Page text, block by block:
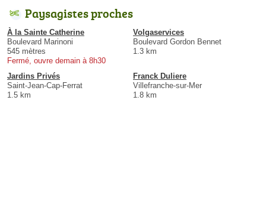
Paysagistes proches
À la Sainte Catherine
Boulevard Marinoni
545 mètres
Fermé, ouvre demain à 8h30
Volgaservices
Boulevard Gordon Bennet
1.3 km
Jardins Privés
Saint-Jean-Cap-Ferrat
1.5 km
Franck Duliere
Villefranche-sur-Mer
1.8 km